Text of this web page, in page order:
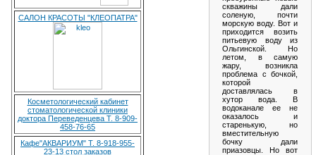
САЛОН КРАСОТЫ "КЛЕОПАТРА"
Косметологический кабинет
стоматологической клиники
доктора Переведенцева Т. 8-909-
458-76-65
Кафе"АКВАРИУМ" Т. 8-918-955-
23-13 стол заказов
скважины дали
соленую, почти
морскую воду. Вот и
приходится возить
питьевую воду из
Ольгинской. Но
летом, в самую
жару, возникла
проблема с бочкой,
которой
доставлялась в
хутор вода. В
водоканале ее не
оказалось и
старенькую, но
вместительную
бочку дали
приазовцы. Но вот